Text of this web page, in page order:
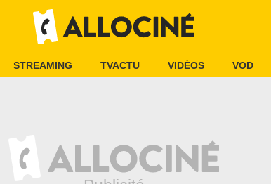
STREAMING TVACTU VIDÉOS VOD